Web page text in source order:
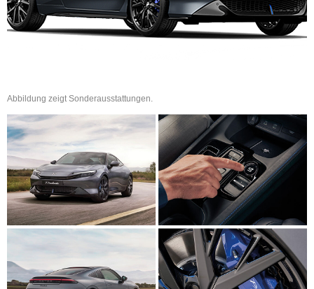
Abbildung zeigt Sonderausstattungen.